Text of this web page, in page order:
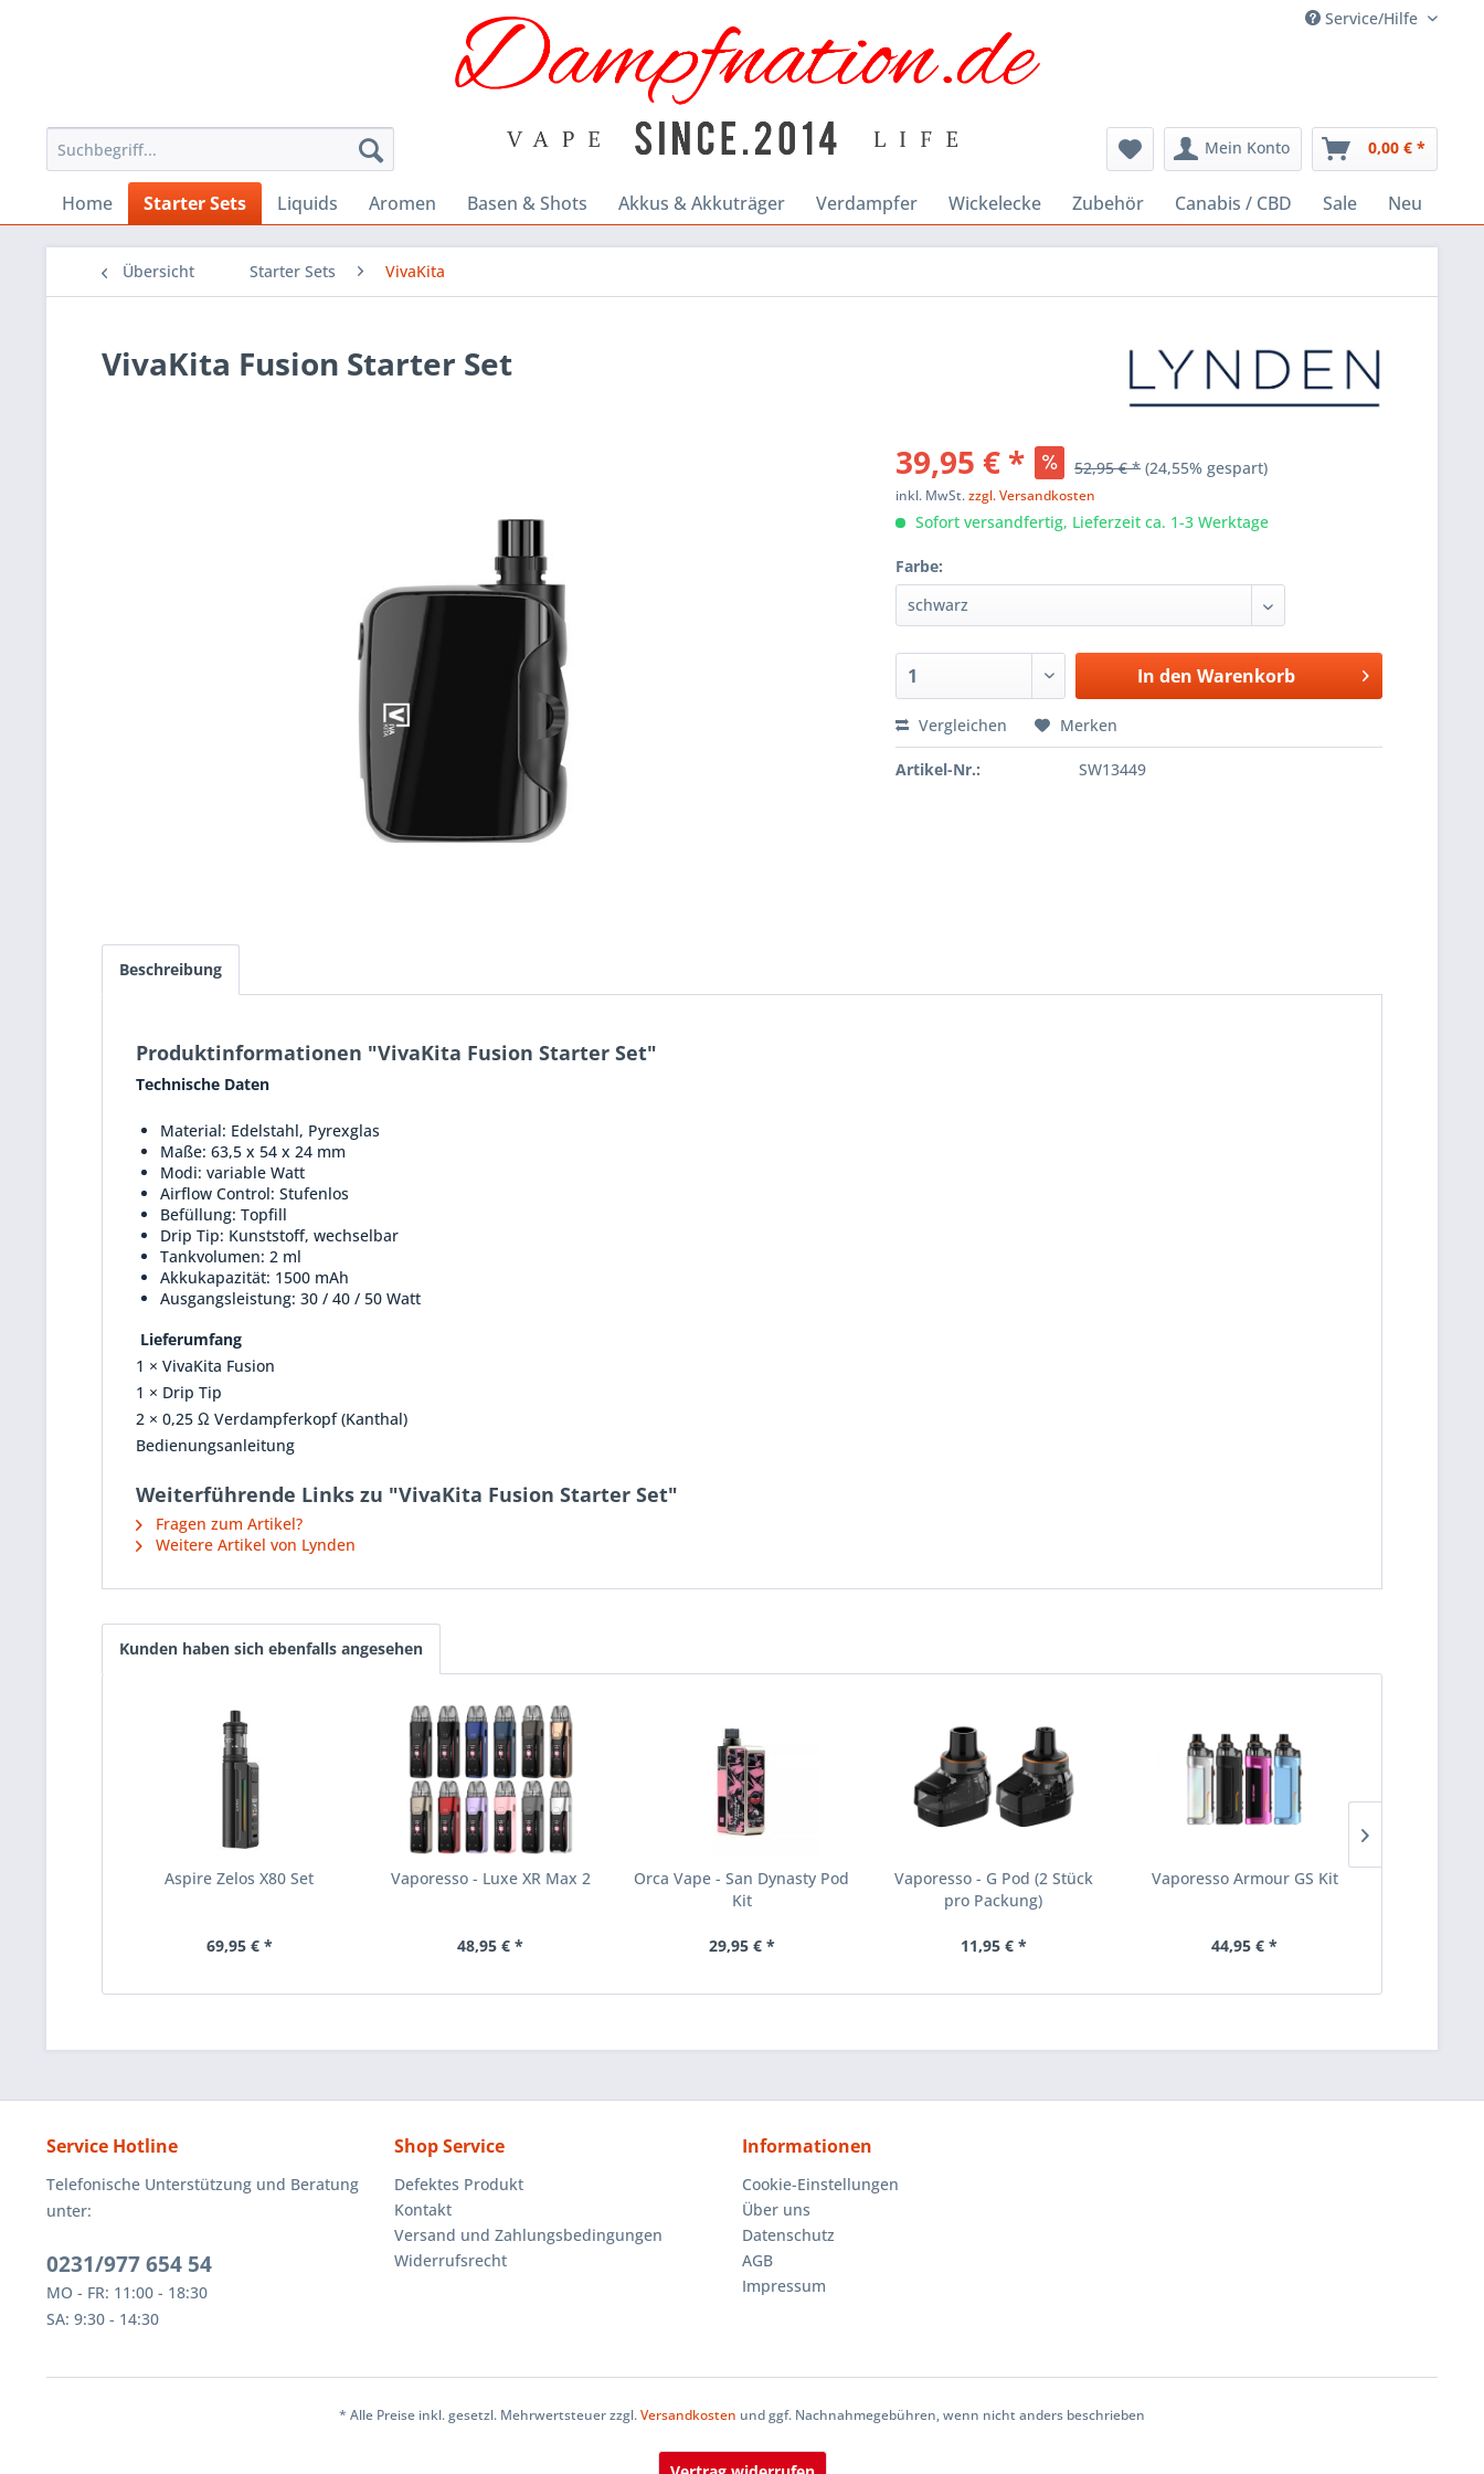
Service/Hilfe
Mein Konto 0,00 € *
Home Starter Sets Liquids Aromen Basen & Shots Akkus & Akkuträger Verdampfer Wickelecke Zubehör Canabis / CBD Sale Neu
Übersicht Starter Sets VivaKita
VivaKita Fusion Starter Set
39,95 € * 52,95 € * (24,55% gespart)
inkl. MwSt.zzgl. Versandkosten
Sofort versandfertig, Lieferzeit ca. 1-3 Werktage
Farbe:
In den Warenkorb
Vergleichen Merken
Artikel-Nr.: SW13449
Beschreibung
Produktinformationen "VivaKita Fusion Starter Set"
Technische Daten
Material: Edelstahl, Pyrexglas
Maße: 63,5 x 54 x 24 mm
Modi: variable Watt
Airflow Control: Stufenlos
Befüllung: Topfill
Drip Tip: Kunststoff, wechselbar
Tankvolumen: 2 ml
Akkukapazität: 1500 mAh
Ausgangsleistung: 30 / 40 / 50 Watt
Lieferumfang
1 × VivaKita Fusion
1 × Drip Tip
2 × 0,25 Ω Verdampferkopf (Kanthal)
Bedienungsanleitung
Weiterführende Links zu "VivaKita Fusion Starter Set"
Fragen zum Artikel?
Weitere Artikel von Lynden
Kunden haben sich ebenfalls angesehen
Aspire Zelos X80 Set
69,95 € *
Vaporesso - Luxe XR Max 2
48,95 € *
Orca Vape - San Dynasty Pod
Kit
29,95 € *
Vaporesso - G Pod (2 Stück
pro Packung)
11,95 € *
Vaporesso Armour GS Kit
44,95 € *
Service Hotline
Telefonische Unterstützung und Beratung
unter:
0231/977 654 54
MO - FR: 11:00 - 18:30
SA: 9:30 - 14:30
Shop Service
Defektes Produkt
Kontakt
Versand und Zahlungsbedingungen
Widerrufsrecht
Informationen
Cookie-Einstellungen
Über uns
Datenschutz
AGB
Impressum
* Alle Preise inkl. gesetzl. Mehrwertsteuer zzgl.Versandkosten und ggf. Nachnahmegebühren, wenn nicht anders beschrieben